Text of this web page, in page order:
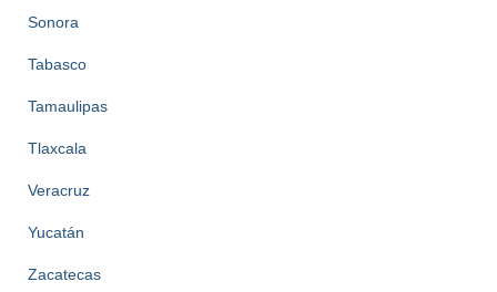
Sonora
Tabasco
Tamaulipas
Tlaxcala
Veracruz
Yucatán
Zacatecas